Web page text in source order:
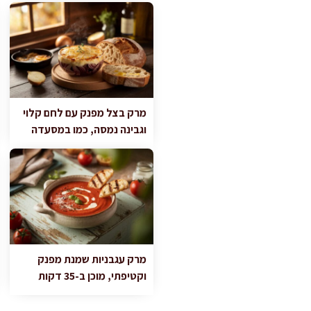
מרק בצל מפנק עם לחם קלוי
וגבינה נמסה, כמו במסעדה
מרק עגבניות שמנת מפנק
וקטיפתי, מוכן ב-35 דקות